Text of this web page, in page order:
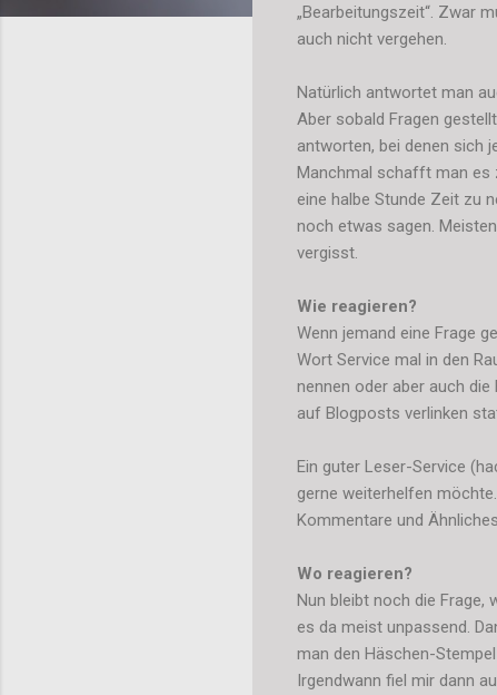
„Bearbeitungszeit“. Zwar
auch nicht vergehen.
Natürlich antwortet man
Aber sobald Fragen
antworten, bei denen sich
Manchmal schafft man es
eine halbe Stunde Zeit zu
noch etwas sagen.
vergisst.
Wie reagieren?
Wenn jemand eine Frage
Wort Service mal in den
nennen oder aber auch
auf Blogposts verlinken
Ein guter Leser-Service
gerne weiterhelfen
Kommentare und
Wo reagieren?
Nun bleibt noch die Frage,
es da meist unpassend.
man den Häschen-
Irgendwann fiel mir dann